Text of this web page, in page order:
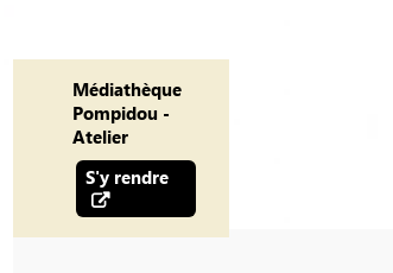
Médiathèque
Pompidou -
Atelier
S'y rendre